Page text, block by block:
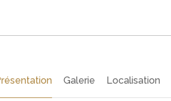
Galerie Localisation